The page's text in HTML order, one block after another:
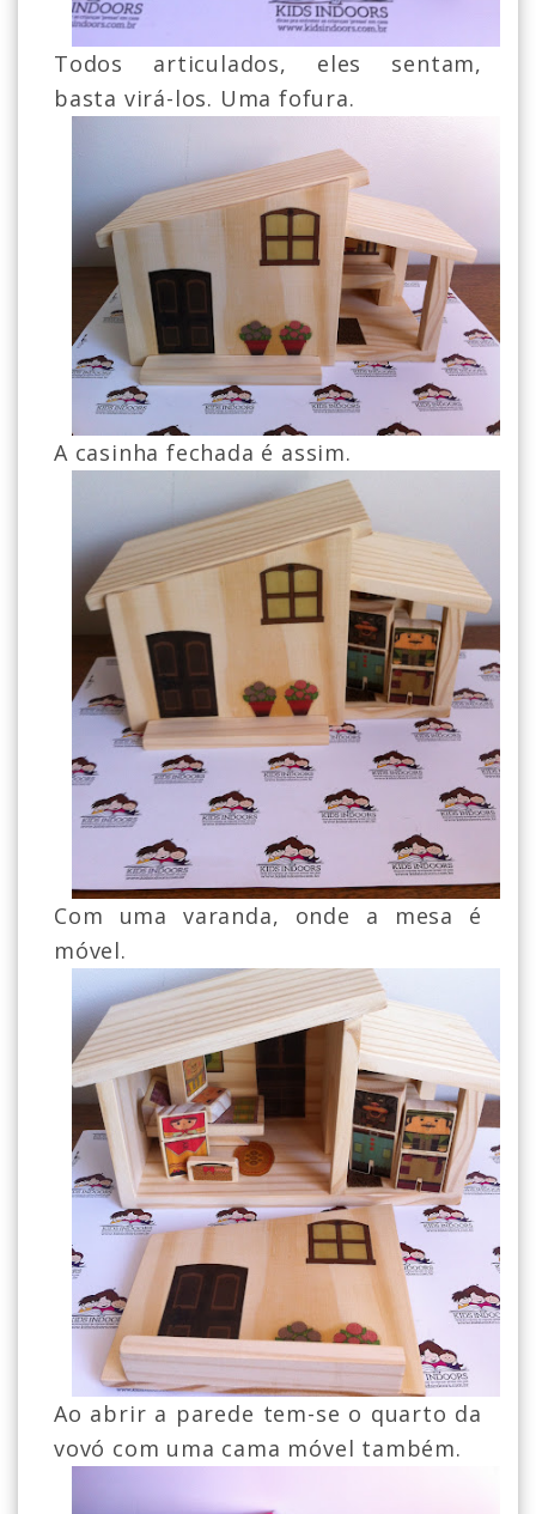
Todos articulados, eles sentam,
basta virá-los. Uma fofura.
A casinha fechada é assim.
Com uma varanda, onde a mesa é
móvel.
Ao abrir a parede tem-se o quarto da
vovó com uma cama móvel também.